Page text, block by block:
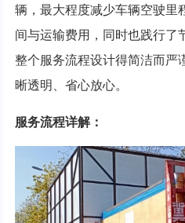
辆，最大程度减少车辆空驶里
间与运输费用，同时也践行了
整个服务流程设计得简洁而严
晰透明、省心放心。
服务流程详解：